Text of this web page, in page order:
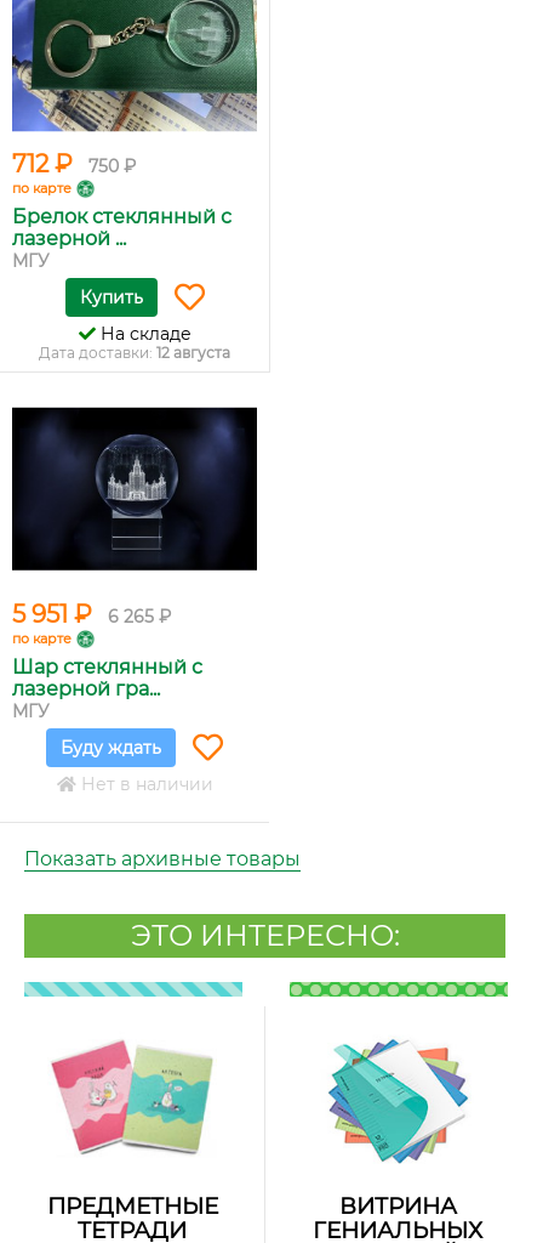
712 ₽ 750 ₽
по карте
Брелок стеклянный с
лазерной ...
МГУ
Купить
На складе
Дата доставки: 12 августа
5 951 ₽ 6 265 ₽
по карте
Шар стеклянный с
лазерной гра...
МГУ
Буду ждать
Нет в наличии
Показать архивные товары
ЭТО ИНТЕРЕСНО:
ПРЕДМЕТНЫЕ
ТЕТРАДИ
ВИТРИНА
ГЕНИАЛЬНЫХ